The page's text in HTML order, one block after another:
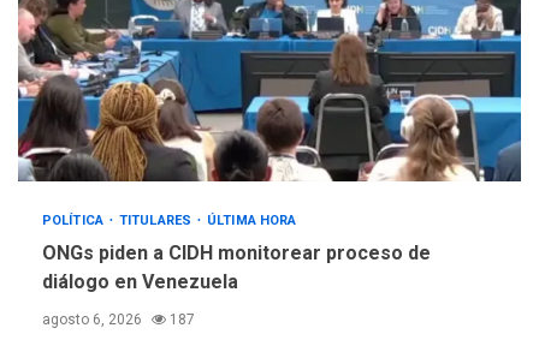
POLÍTICA TITULARES ÚLTIMA HORA
ONGs piden a CIDH monitorear proceso de
diálogo en Venezuela
agosto 6, 2026 187